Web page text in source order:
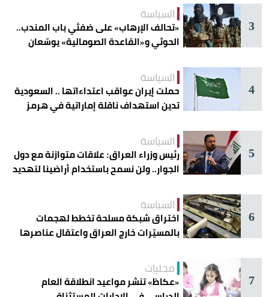
3
السياسة
«تحالف الإرهاب» على ضفتَي باب المندب..
الحوثي و«القاعدة الصومالية» يوسّعان
4
السياسة
حملت إيران عواقب اعتداءاتها .. السعودية
تدين استهداف ناقلة إماراتية في هرمز
5
السياسة
رئيس وزراء العراق: علاقات متوازنة مع دول
الجوار.. ولن نسمح باستخدام أراضينا لتهديد
6
السياسة
اختراق شبكة مسلحة تخطط لهجمات
بالمسيّرات خارج العراق واعتقال عناصرها
7
محليات
«عكاظ» تنشر مواعيد انطلاقة العام